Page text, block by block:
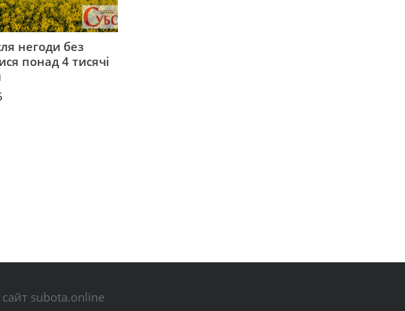
негоди без
понад 4 тисячі
subota.online